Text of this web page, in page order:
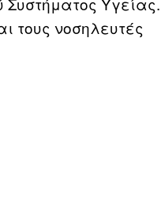
τους νοσηλευτές